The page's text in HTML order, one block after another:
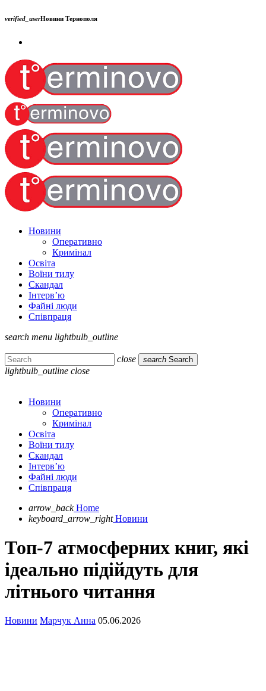
verified_userНовини Тернополя
Новини
Оперативно
Кримінал
Освіта
Воїни тилу
Скандал
Інтерв’ю
Файні люди
Співпраця
search menu lightbulb_outline
close search Search
lightbulb_outline close
Новини
Оперативно
Кримінал
Освіта
Воїни тилу
Скандал
Інтерв’ю
Файні люди
Співпраця
arrow_back Home
keyboard_arrow_right Новини
Топ-7 атмосферних книг, які
ідеально підійдуть для
літнього читання
Новини Марчук Анна 05.06.2026